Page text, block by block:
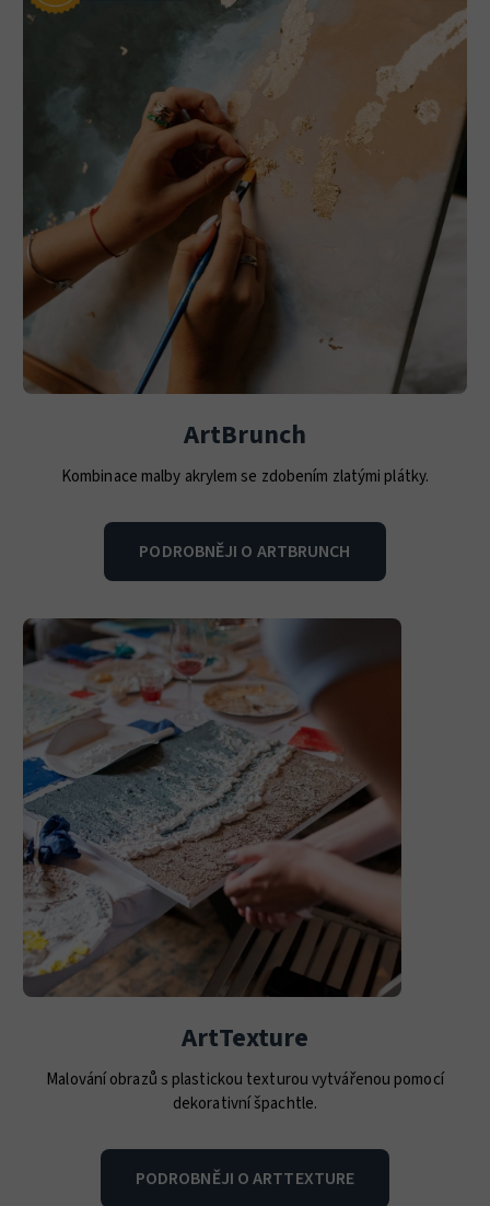
ArtBrunch
Kombinace malby akrylem se zdobením zlatými plátky.
PODROBNĚJI O ARTBRUNCH
ArtTexture
Malování obrazů s plastickou texturou vytvářenou pomocí
dekorativní špachtle.
PODROBNĚJI O ARTTEXTURE